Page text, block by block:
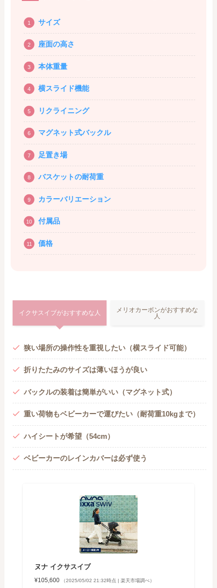
サイズ
座面の高さ
本体重量
横スライド機能
リクライニング
マグネット式バックル
足置き場
バスケットの耐荷重
カラーバリエーション
付属品
価格
イクサスイブがおすすめな人
メリオカーボンがおすすめな
人
狭い場所の操作性を重視したい（横スライド可能）
折りたたみのサイズは薄いほうが良い
バックルの装着は簡単がいい（マグネット式）
重い荷物もベビーカーで運びたい（耐荷重10kgまで）
ハイシートが希望（54cm）
ベビーカーのレインカバーは必ず使う
ヌナ イクサスイブ
¥105,600 （2025/05/02 21:32時点 | 楽天市場調べ）